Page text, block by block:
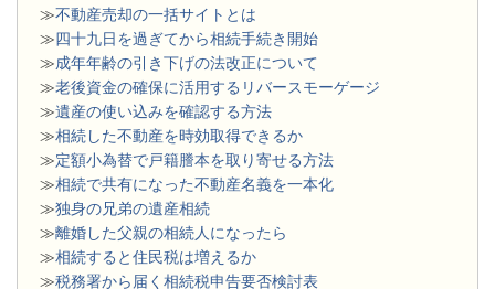
≫不動産売却の一括サイトとは
≫四十九日を過ぎてから相続手続き開始
≫成年年齢の引き下げの法改正について
≫老後資金の確保に活用するリバースモーゲージ
≫遺産の使い込みを確認する方法
≫相続した不動産を時効取得できるか
≫定額小為替で戸籍謄本を取り寄せる方法
≫相続で共有になった不動産名義を一本化
≫独身の兄弟の遺産相続
≫離婚した父親の相続人になったら
≫相続すると住民税は増えるか
≫税務署から届く相続税申告要否検討表